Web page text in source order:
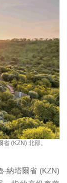
(KZN) 北部。
-納塔爾省 (KZN)